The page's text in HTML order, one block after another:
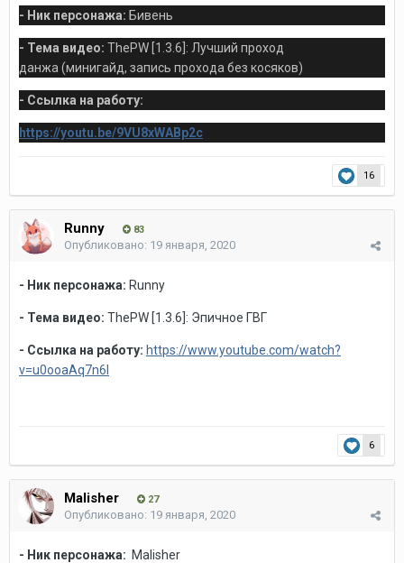
- Ник персонажа: Бивень
- Тема видео: ThePW [1.3.6]: Лучший проход
данжа (минигайд, запись прохода без косяков)
- Ссылка на работу:
https://youtu.be/9VU8xWABp2c
16
Runny 83
Опубликовано: 19 января, 2020
- Ник персонажа: Runny
- Тема видео: ThePW [1.3.6]: Эпичное ГВГ
- Ссылка на работу: https://www.youtube.com/watch?
v=u0ooaAq7n6I
6
Malisher 27
Опубликовано: 19 января, 2020
- Ник персонажа: Malisher